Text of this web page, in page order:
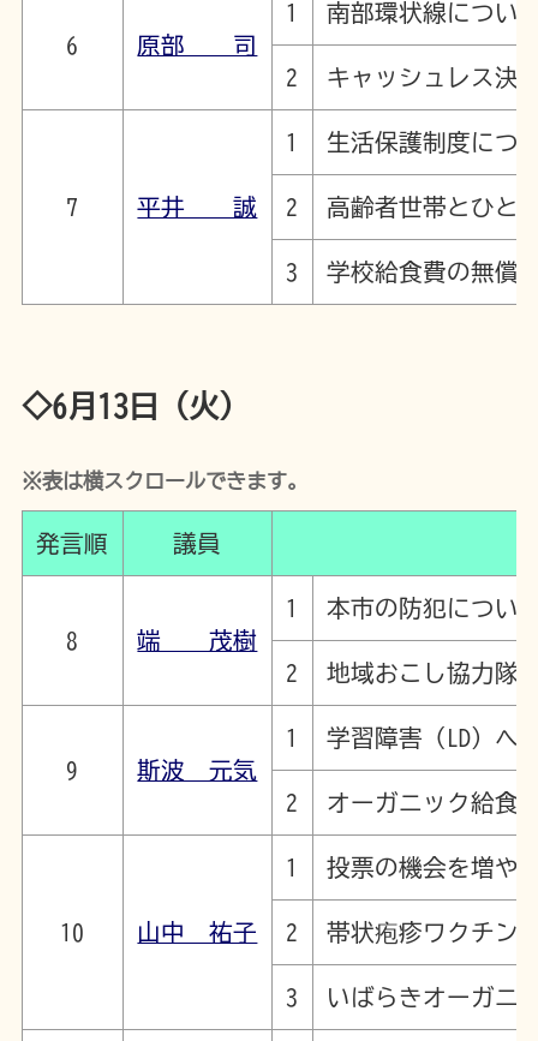
6 原部 司
1 南部環状線につい
2 キャッシュレス決
7 平井 誠
1 生活保護制度につ
2 高齢者世帯とひと
3 学校給食費の無償
◇6月13日（火）
※表は横スクロールできます。
発言順 議員
8 端 茂樹
1 本市の防犯につい
2 地域おこし協力隊
9 斯波 元気
1 学習障害（LD）へ
2 オーガニック給食
10 山中 祐子
1 投票の機会を増や
2 帯状疱疹ワクチン
3 いばらきオーガニ